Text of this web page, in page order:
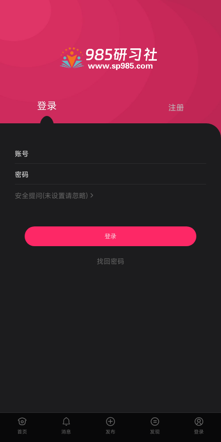
登录 注册
账号
密码
安全提问(未设置请忽略)
登录
找回密码
首页 消息 发布 发现 登录